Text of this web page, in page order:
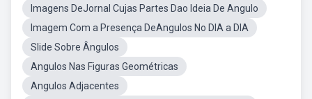
Imagens DeJornal Cujas Partes Dao Ideia De Angulo
Imagem Com a Presença DeAngulos No DIA a DIA
Slide Sobre Ângulos
Angulos Nas Figuras Geométricas
Angulos Adjacentes